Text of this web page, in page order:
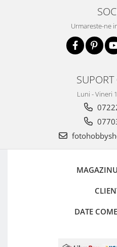
Trepiede si monopiede
Trepiede pentru compacte /
Cap trepied si monopied
Huse trepied / stativ lumini
Accesorii trepiede si
Urmareste-ne
SUPORT
Luni - Vineri
DATE